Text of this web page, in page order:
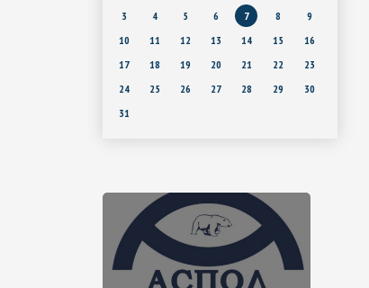
3
4 5 6 7 8
9
10
11 12 13 14 15
16
17
18 19 20 21 22
23
24
25 26 27 28 29
30
31